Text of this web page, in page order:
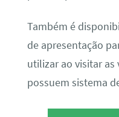
Também é
de apresentação
utilizar ao visitar as
possuem sistema